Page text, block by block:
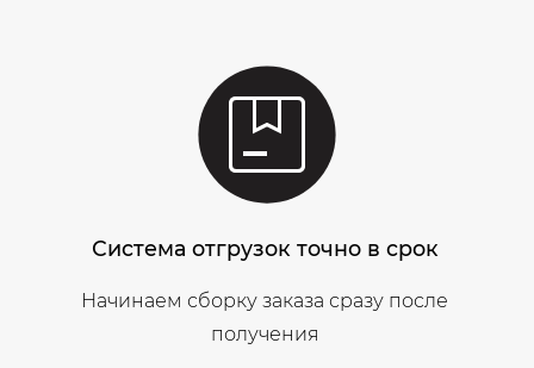
Система отгрузок точно в срок
Начинаем сборку заказа сразу после
получения